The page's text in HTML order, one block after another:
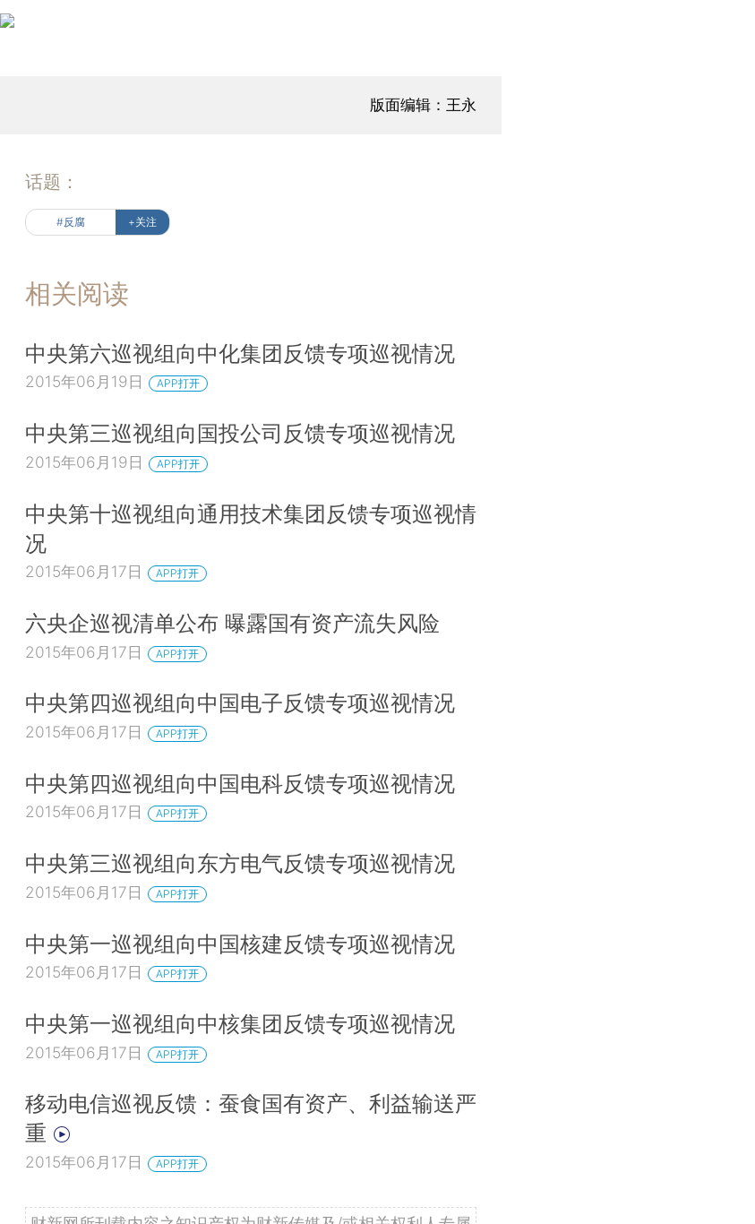
版面编辑：王永
话题：
#反腐 +关注
相关阅读
中央第六巡视组向中化集团反馈专项巡视情况
2015年06月19日 APP打开
中央第三巡视组向国投公司反馈专项巡视情况
2015年06月19日 APP打开
中央第十巡视组向通用技术集团反馈专项巡视情
况
2015年06月17日 APP打开
六央企巡视清单公布 曝露国有资产流失风险
2015年06月17日 APP打开
中央第四巡视组向中国电子反馈专项巡视情况
2015年06月17日 APP打开
中央第四巡视组向中国电科反馈专项巡视情况
2015年06月17日 APP打开
中央第三巡视组向东方电气反馈专项巡视情况
2015年06月17日 APP打开
中央第一巡视组向中国核建反馈专项巡视情况
2015年06月17日 APP打开
中央第一巡视组向中核集团反馈专项巡视情况
2015年06月17日 APP打开
移动电信巡视反馈：蚕食国有资产、利益输送严
重
2015年06月17日 APP打开